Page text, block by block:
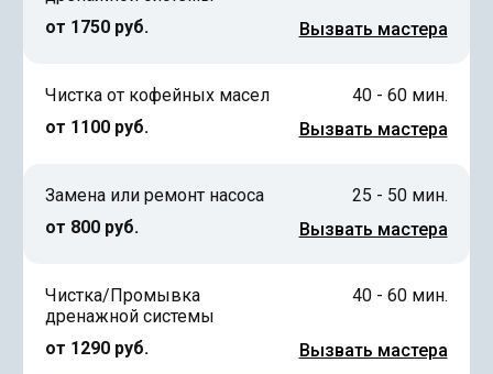
от 1750 руб.
Вызвать мастера
Чистка от кофейных масел
от 1100 руб.
40 - 60 мин.
Вызвать мастера
Замена или ремонт насоса
от 800 руб.
25 - 50 мин.
Вызвать мастера
Чистка/Промывка
дренажной системы
от 1290 руб.
40 - 60 мин.
Вызвать мастера